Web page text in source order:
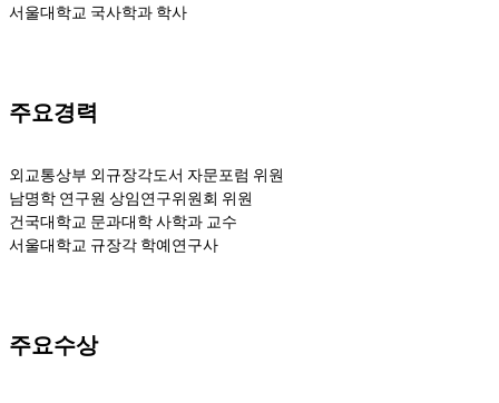
서울대학교 국사학과 학사
주요경력
외교통상부 외규장각도서 자문포럼 위원
남명학 연구원 상임연구위원회 위원
건국대학교 문과대학 사학과 교수
서울대학교 규장각 학예연구사
주요수상